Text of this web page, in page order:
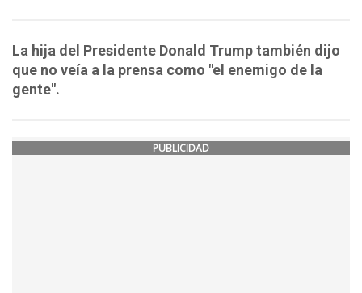
La hija del Presidente Donald Trump también dijo
que no veía a la prensa como "el enemigo de la
gente".
PUBLICIDAD